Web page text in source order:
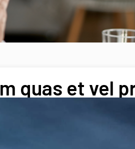
quas et vel